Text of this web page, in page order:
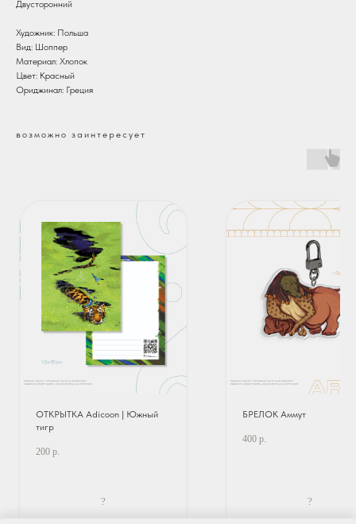
Двусторонний
Художник: Польша
Вид: Шоппер
Материал: Хлопок
Цвет: Красный
Ориджинал: Греция
возможно заинтересует
ОТКРЫТКА Adicoon | Южный
тигр
200 р.
?
БРЕЛОК Аммут
400 р.
?